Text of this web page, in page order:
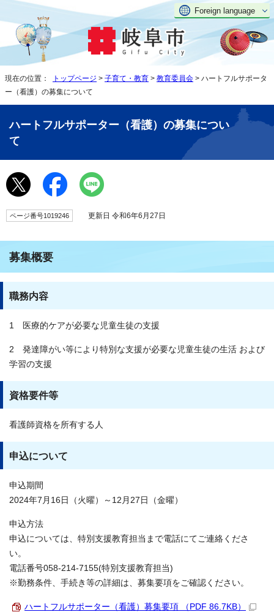
Foreign language
現在の位置： トップページ > 子育て・教育 > 教育委員会 > ハートフルサポータ
ー（看護）の募集について
ハートフルサポーター（看護）の募集につい
て
ページ番号1019246 更新日 令和6年6月27日
募集概要
職務内容
1 医療的ケアが必要な児童生徒の支援
2 発達障がい等により特別な支援が必要な児童生徒の生活 および
学習の支援
資格要件等
看護師資格を所有する人
申込について
申込期間
2024年7月16日（火曜）～12月27日（金曜）
申込方法
申込については、特別支援教育担当まで電話にてご連絡くださ
い。
電話番号058-214-7155(特別支援教育担当)
※勤務条件、手続き等の詳細は、募集要項をご確認ください。
ハートフルサポーター（看護）募集要項 （PDF 86.7KB）